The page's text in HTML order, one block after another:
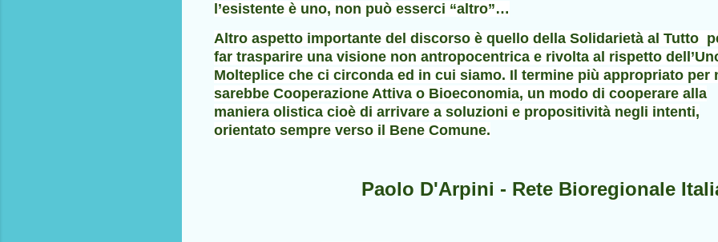
l’esistente è uno, non può esserci “altro”…
Altro aspetto importante del discorso è quello della Solidarietà al Tutto
far trasparire una visione non antropocentrica e rivolta al rispetto
Molteplice che ci circonda ed in cui siamo. Il termine più appropriato per
sarebbe Cooperazione Attiva o Bioeconomia, un modo di cooperare alla
maniera olistica cioè di arrivare a soluzioni e propositività negli intenti,
orientato sempre verso il Bene Comune.
Paolo D'Arpini - Rete Bioregionale